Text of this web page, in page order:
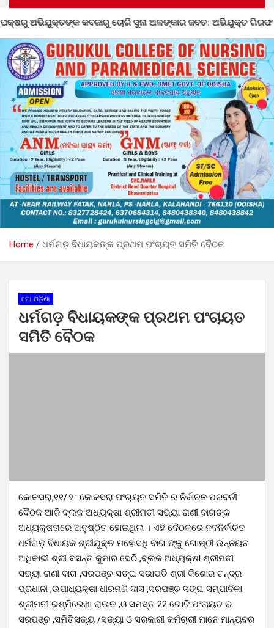
ଚୋରି ସୁନା ଅଳଙ୍କାର ଜବତ: ଅଭିଯୁକ୍ତ ଗିରଫ
Home ଧର୍ମଗଡ଼ ବିଧାୟକଙ୍କ ପ୍ରଥମ ପଂଚାୟତ ସମିତି ବୈଠକ
ମୋ ଓଡ଼ିଶା
ଧର୍ମଗଡ଼ ବିଧାୟକଙ୍କ ପ୍ରଥମ ପଂଚାୟତ
ସମିତି ବୈଠକ
କୋକସରା,୧୧/୬ : କୋକସରା ପଂଚାୟତ ସମିତି ର ନିର୍ବାଚନ ପରବର୍ତୀ
ବୈଠକ ଆଜି ବ୍ଲକ ଅଧ୍ୟକ୍ଷା ଶ୍ରୀମତୀ ସଭ୍ୟା ରାଣୀ ବାଗଙ୍କ
ଅଧ୍ୟକ୍ଷତାରେ ଅନୁଷ୍ଠିତ ହୋଇଥିଲା । ଏହି ବୈଠକରେ ନବନିର୍ବାଚିତ
ଧର୍ମଗଡ଼ ବିଧାୟକ ଶ୍ରୀଯୁକ୍ତ ମହୋସଧି ବାଗ ଙ୍କୁ ଗୋଷ୍ଠୀ ଉନ୍ନୟନ
ଅଧିକାରୀ ଶ୍ରୀ ବସନ୍ତ କୁମାର ସେଠି ,ବ୍ଲକ ଅଧ୍ୟକ୍ଷl ଶ୍ରୀମତୀ
ସଭ୍ୟା ରାଣୀ ବାଗ ,ସରପଞ୍ଚ ସଙ୍ଘ ସଭାପତି ଶ୍ରୀ କିଶୋର ଚନ୍ଦ୍ର
ପ୍ରଧାନୀ ,ଉପାଧ୍ୟକ୍ଷା ଧୀରମଣି ଦାସ ,ସରପଞ୍ଚ ସଙ୍ଘ ସମ୍ପାଦିକା
ଶ୍ରୀମତୀ ରଶ୍ମିରେଖା ରାଉତ ,ଓ ସମସ୍ତ 22 ଗୋଟି ପଂଚାୟତ ର
ସରପଞ୍ଚ ,ସମିତିସଭ୍ୟ /ସଭ୍ୟା ଓ ସରକାରୀ କର୍ମଚାରୀ ମାନେ ମାନ୍ୟବର